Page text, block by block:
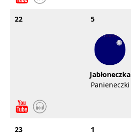
22 5
Jabłoneczka
Panieneczki
23 1